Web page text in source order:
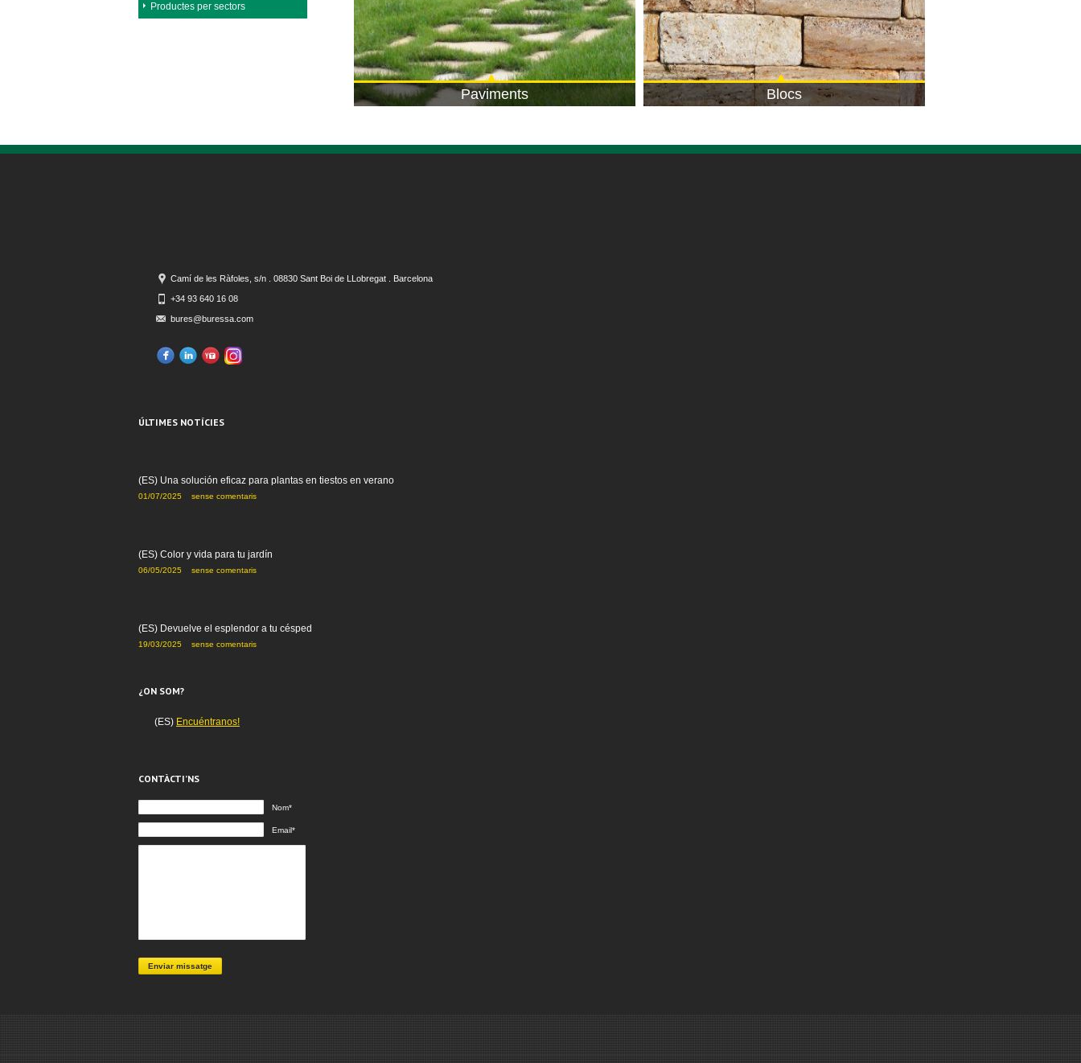
Paviments Blocs
Productes per sectors
Camí de les Ràfoles, s/n . 08830 Sant Boi de LLobregat . Barcelona
+34 93 640 16 08
bures@buressa.com
ÚLTIMES NOTÍCIES
(ES) Una solución eficaz para plantas en tiestos en verano
01/07/2025 sense comentaris
(ES) Color y vida para tu jardín
06/05/2025 sense comentaris
(ES) Devuelve el esplendor a tu césped
19/03/2025 sense comentaris
¿ON SOM?
(ES) Encuéntranos!
CONTÀCTI’NS
Nom*
Email*
Enviar missatge